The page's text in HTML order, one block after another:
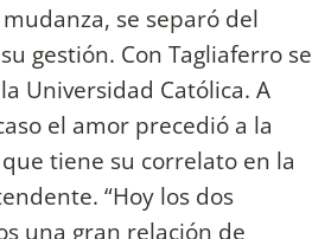
se separó del
gestión. Con Tagliaferro se
Universidad Católica. A
el amor precedió a la
tiene su correlato en la
“Hoy los dos
una gran relación de